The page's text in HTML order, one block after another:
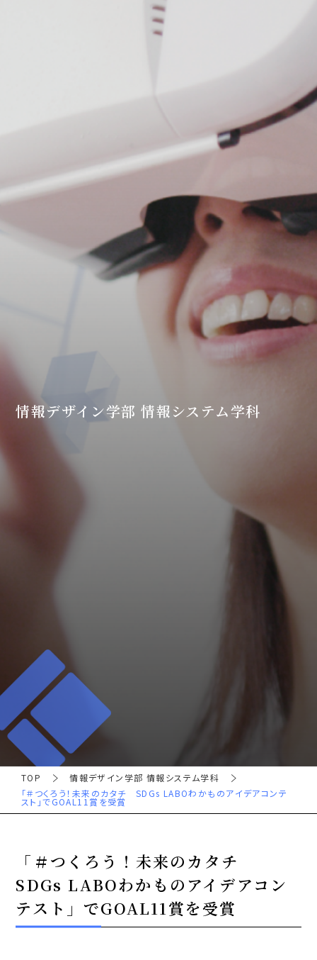
情報デザイン学部 情報システム学科
TOP
情報デザイン学部 情報システム学科
「＃つくろう！未来のカタチ SDGs LABOわかものアイデアコンテ
スト」でGOAL11賞を受賞
「＃つくろう！未来のカタチ
SDGs LABOわかものアイデアコン
テスト」でGOAL11賞を受賞